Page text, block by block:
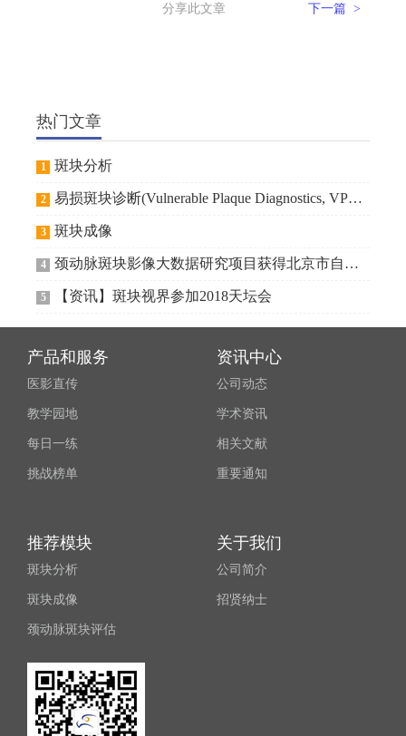
下一篇 >
分享此文章
热门文章
1 斑块分析
2 易损斑块诊断(Vulnerable Plaque Diagnostics, VPD)技术的临床应用有奖征文活动
3 斑块成像
4 颈动脉斑块影像大数据研究项目获得北京市自然科学基金委资助
5 【资讯】斑块视界参加2018天坛会
产品和服务
医影直传
教学园地
每日一练
挑战榜单
资讯中心
公司动态
学术资讯
相关文献
重要通知
推荐模块
斑块分析
斑块成像
颈动脉斑块评估
关于我们
公司简介
招贤纳士